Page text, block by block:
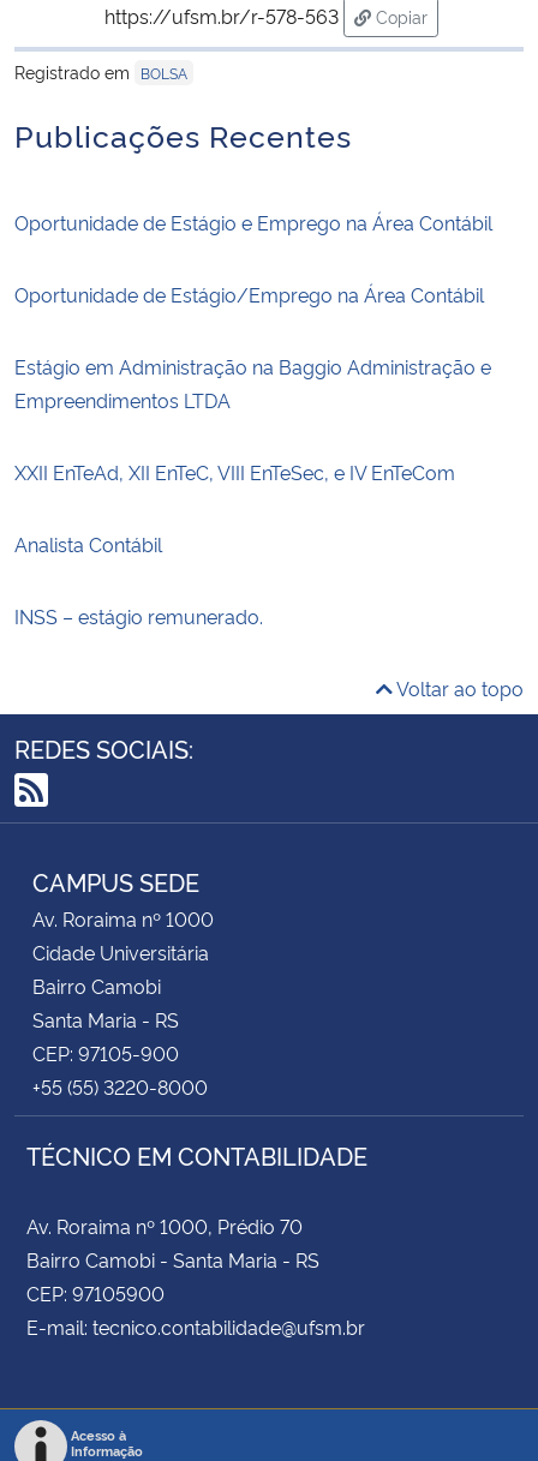
https://ufsm.br/r-578-563
Copiar
para área de
Registrado em
BOLSA
Publicações Recentes
Oportunidade de Estágio e Emprego na Área Contábil
Oportunidade de Estágio/Emprego na Área Contábil
Estágio em Administração na Baggio Administração e
Empreendimentos LTDA
XXII EnTeAd, XII EnTeC, VIII EnTeSec, e IV EnTeCom
Analista Contábil
INSS – estágio remunerado.
Voltar ao topo
REDES SOCIAIS:
RSS
CAMPUS SEDE
Av. Roraima nº 1000
Cidade Universitária
Bairro Camobi
Santa Maria - RS
CEP: 97105-900
+55 (55) 3220-8000
TÉCNICO EM CONTABILIDADE
Av. Roraima nº 1000, Prédio 70
Bairro Camobi - Santa Maria - RS
CEP: 97105900
E-mail: tecnico.contabilidade@ufsm.br
Acesso à
Informação